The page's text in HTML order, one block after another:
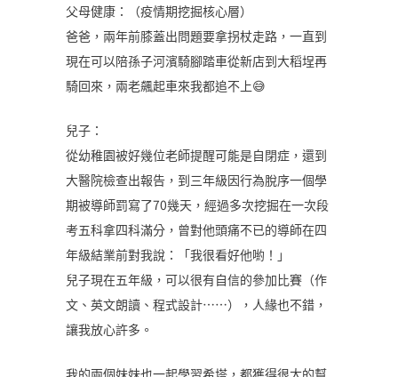
父母健康：（疫情期挖掘核心層）
爸爸，兩年前膝蓋出問題要拿拐杖走路，一直到
現在可以陪孫子河濱騎腳踏車從新店到大稻埕再
騎回來，兩老飆起車來我都追不上😅
兒子：
從幼稚園被好幾位老師提醒可能是自閉症，還到
大醫院檢查出報告，到三年級因行為脫序一個學
期被導師罰寫了70幾天，經過多次挖掘在一次段
考五科拿四科滿分，曾對他頭痛不已的導師在四
年級結業前對我說：「我很看好他喲！」
兒子現在五年級，可以很有自信的參加比賽（作
文、英文朗讀、程式設計……），人緣也不錯，
讓我放心許多。